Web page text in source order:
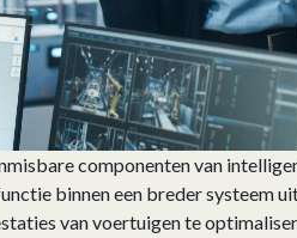
componenten van
binnen een breder systeem
van voertuigen te